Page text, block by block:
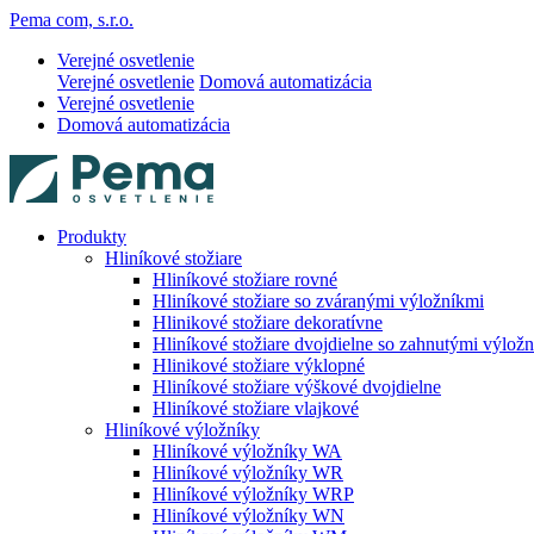
Pema com, s.r.o.
Verejné osvetlenie
Verejné osvetlenie Domová automatizácia
Verejné osvetlenie
Domová automatizácia
Produkty
Hliníkové stožiare
Hliníkové stožiare rovné
Hliníkové stožiare so zváranými výložníkmi
Hlinikové stožiare dekoratívne
Hliníkové stožiare dvojdielne so zahnutými
Hlinikové stožiare výklopné
Hliníkové stožiare výškové dvojdielne
Hliníkové stožiare vlajkové
Hliníkové výložníky
Hliníkové výložníky WA
Hliníkové výložníky WR
Hliníkové výložníky WRP
Hliníkové výložníky WN